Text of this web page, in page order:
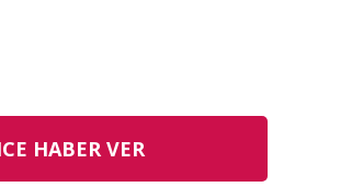
HABER VER